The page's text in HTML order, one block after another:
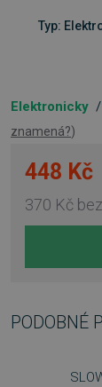
Typ:
Elektronicky /
znamená?)
448 Kč
370 Kč
PODOBNÉ